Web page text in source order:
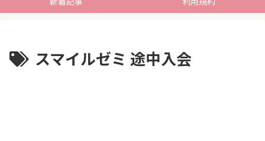
スマイルゼミ 途中入会